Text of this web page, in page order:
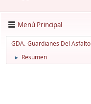
Menú Principal
GDA.-Guardianes Del Asfalto
► Resumen